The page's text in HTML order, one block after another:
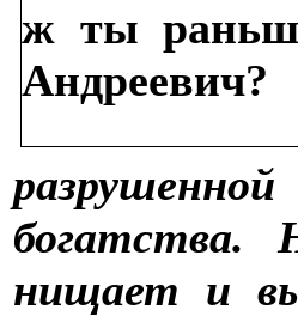
богатства.
нищает и